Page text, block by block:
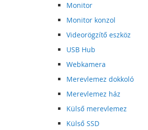
Monitor
Monitor konzol
Videorögzítő eszköz
USB Hub
Webkamera
Merevlemez dokkoló
Merevlemez ház
Külső merevlemez
Külső SSD